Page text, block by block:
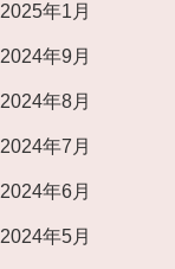
2025年1月
2024年9月
2024年8月
2024年7月
2024年6月
2024年5月